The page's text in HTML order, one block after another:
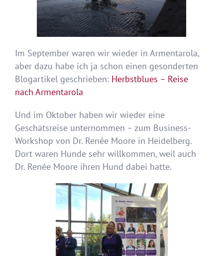
Im September waren wir wieder in Armentarola,
aber dazu habe ich ja schon einen gesonderten
Blogartikel geschrieben: Herbstblues – Reise
nach Armentarola
Und im Oktober haben wir wieder eine
Geschätsreise unternommen – zum Business-
Workshop von Dr. Renée Moore in Heidelberg.
Dort waren Hunde sehr willkommen, weil auch
Dr. Renée Moore ihren Hund dabei hatte.